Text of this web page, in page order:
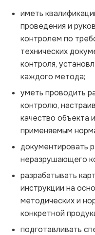
иметь
проведения и
контролем по
технических
контроля,
каждого метода;
уметь проводить
контролю,
качество объекта
применяемым
документировать
неразрушающего
разрабатывать
инструкции на
методических и
конкретной
подготавливать